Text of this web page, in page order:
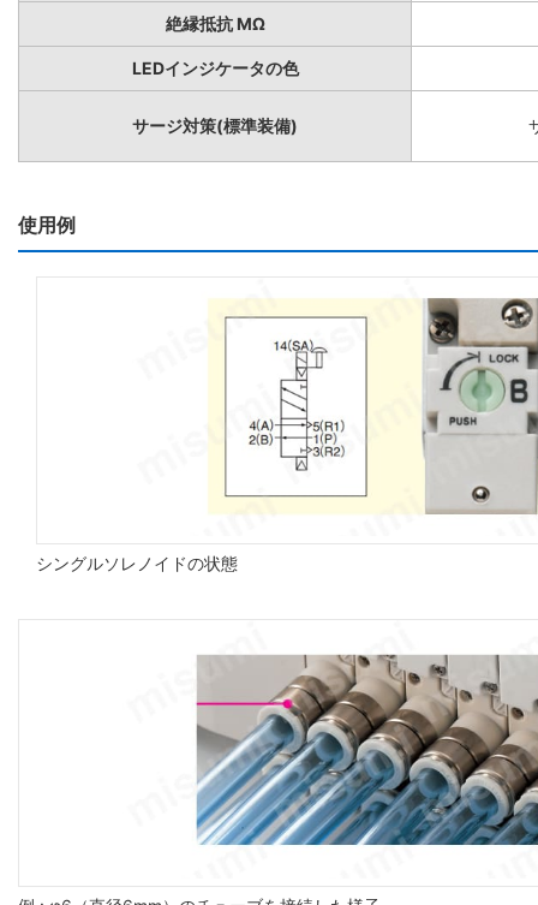
絶縁抵抗 MΩ
LEDインジケータの色
サージ対策(標準装備)
使用例
シングルソレノイドの状態